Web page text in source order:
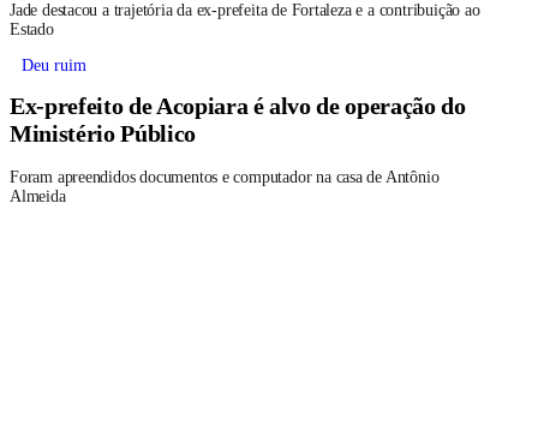
Jade destacou a trajetória da ex-prefeita de Fortaleza e a contribuição ao
Estado
Deu ruim
Ex-prefeito de Acopiara é alvo de operação do
Ministério Público
Foram apreendidos documentos e computador na casa de Antônio
Almeida